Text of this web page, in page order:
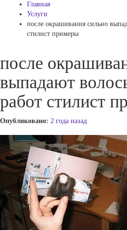
Главная
Услуги
после окрашивания сильно
стилист примеры
после
выпадают
работ стилист
Опубликовано: 2 года назад